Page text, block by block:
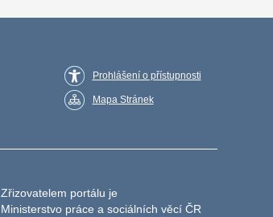
Prohlášení o přístupnosti
Mapa Stránek
Zřizovatelem portálu je
Ministerstvo práce a sociálních věcí ČR